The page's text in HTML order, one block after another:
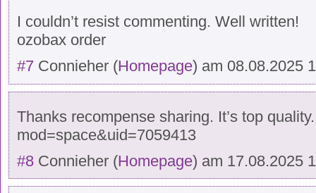
I couldn’t resist commenting. Well written!
ozobax order
#7 Connieher (Homepage) am 08.08.2025
Thanks recompense sharing. It’s top
mod=space&uid=7059413
#8 Connieher (Homepage) am 17.08.2025